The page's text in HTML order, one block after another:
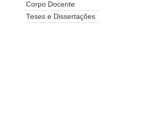
Corpo Docente
Teses e Dissertações